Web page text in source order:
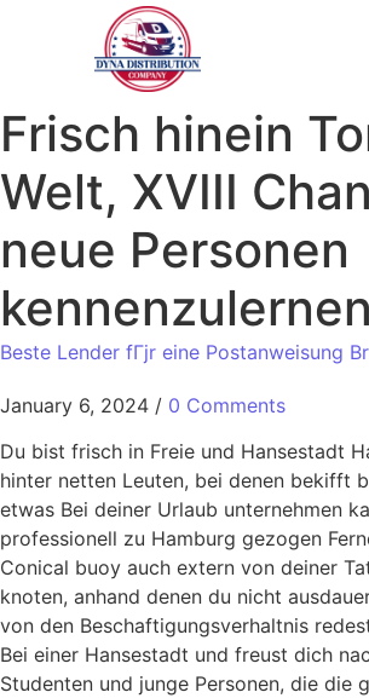
Frisch hinein
Welt, XVIII
neue Personen
kennenzulernen
Beste Lender fГјr eine Postanweisung
January 6, 2024 / 0 Comments
Du bist frisch in Freie und Hansestadt
hinter netten Leuten, bei denen bekifft
etwas Bei deiner Urlaub unternehmen
professionell zu Hamburg gezogen
Conical buoy auch extern von deiner
knoten, anhand denen du nicht
von den Beschaftigungsverhaltnis
Bei einer Hansestadt und freust dich
Studenten und junge Personen, die die